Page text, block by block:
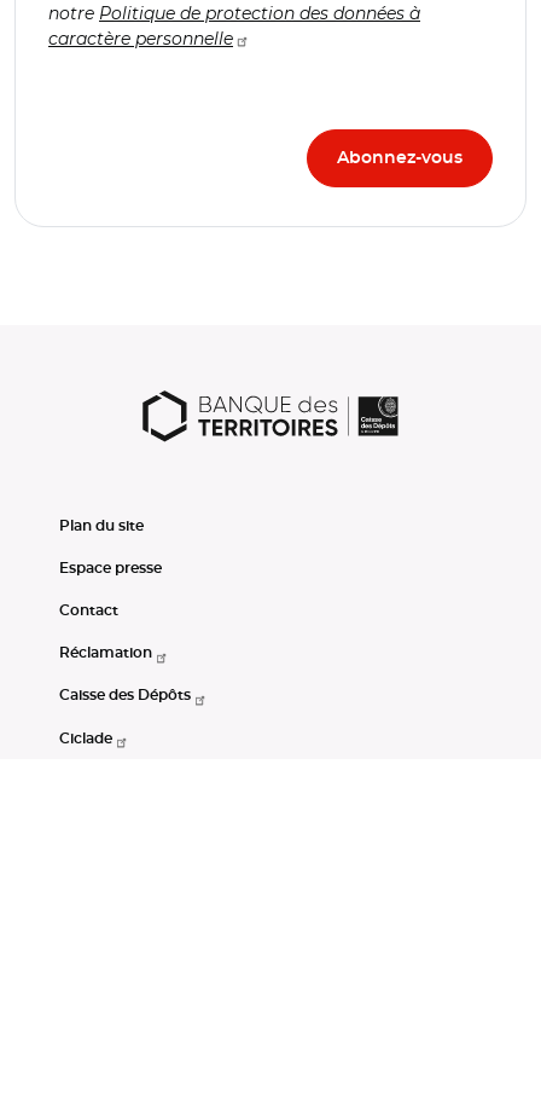
notre Politique de protection des données à
caractère personnelle
Plan du site
Espace presse
Contact
Réclamation
Caisse des Dépôts
Ciclade